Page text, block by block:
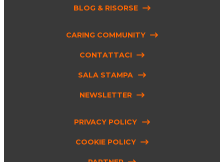
BLOG & RISORSE
CARING COMMUNITY
CONTATTACI
SALA STAMPA
NEWSLETTER
PRIVACY POLICY
COOKIE POLICY